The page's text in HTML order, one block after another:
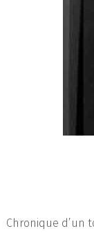
Chronique d’un